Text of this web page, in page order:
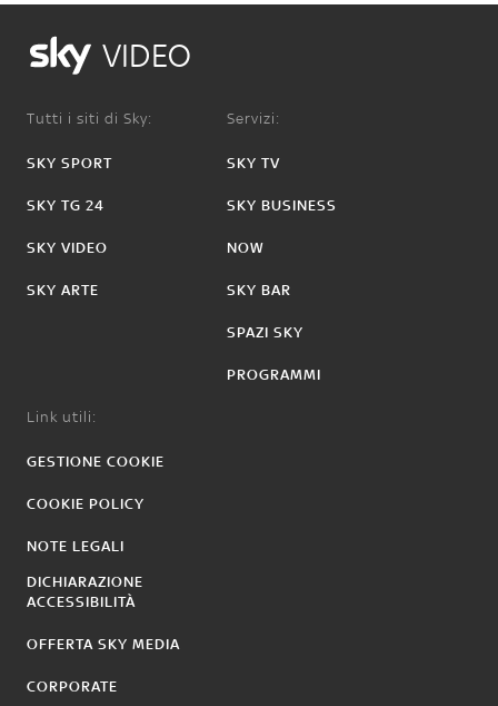
VIDEO
Tutti i siti di Sky:
SKY SPORT
SKY TG 24
SKY VIDEO
SKY ARTE
Servizi:
SKY TV
SKY BUSINESS
NOW
SKY BAR
SPAZI SKY
PROGRAMMI
Link utili:
GESTIONE COOKIE
COOKIE POLICY
NOTE LEGALI
DICHIARAZIONE
ACCESSIBILITÀ
OFFERTA SKY MEDIA
CORPORATE